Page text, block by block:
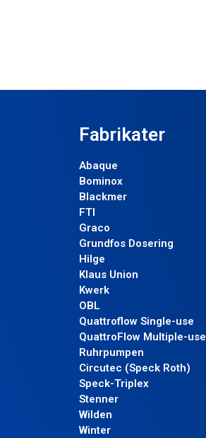
Fabrikater
Abaque
Bominox
Blackmer
FTI
Graco
Grundfos Dosering
Hilge
Klaus Union
Kwerk
OBL
Quattroflow Single-use
QuattroFlow Multiple-use
Ruhrpumpen
Circutec (Speck Roth)
Speck-Triplex
Stenner
Wilden
Winter